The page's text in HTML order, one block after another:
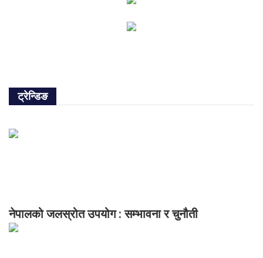
ट्रेन्डिङ
नेपालको जलस्रोत उपयोग : सम्भावना र चुनौती